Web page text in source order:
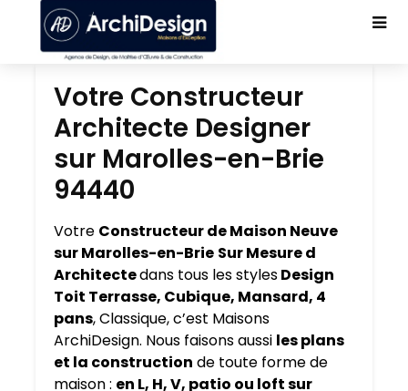
Votre Constructeur
Architecte Designer
sur Marolles-en-Brie
94440
Votre Constructeur de Maison Neuve
sur Marolles-en-Brie Sur Mesure d
Architectedans tous les stylesDesign
Toit Terrasse, Cubique, Mansard, 4
pans, Classique, c’est Maisons
ArchiDesign. Nous faisons aussi les plans
et la construction de toute forme de
maison : en L, H, V, patio ou loft sur